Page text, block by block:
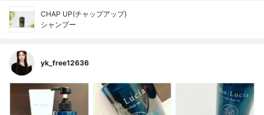
CHAP UP(チャップアップ)
シャンプー
yk_free12636